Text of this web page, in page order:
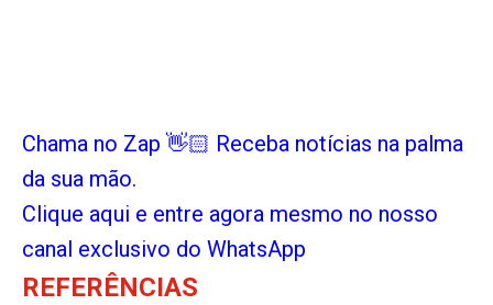
Chama no Zap 👋🏻 Receba notícias na palma
da sua mão.
Clique aqui e entre agora mesmo no nosso
canal exclusivo do WhatsApp
REFERÊNCIAS